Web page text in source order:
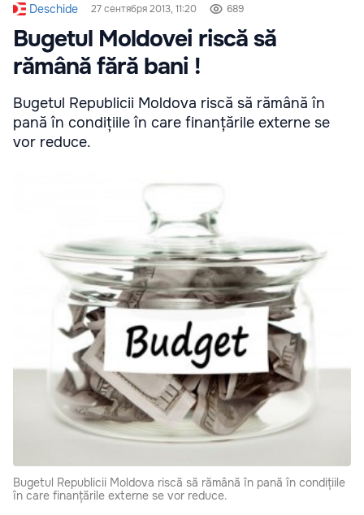
Deschide 27 сентября 2013, 11:20 689
Bugetul Moldovei riscă să
rămână fără bani !
Bugetul Republicii Moldova riscă să rămână în
pană în condițiile în care finanțările externe se
vor reduce.
Bugetul Republicii Moldova riscă să rămână în pană în condițiile
în care finanțările externe se vor reduce.